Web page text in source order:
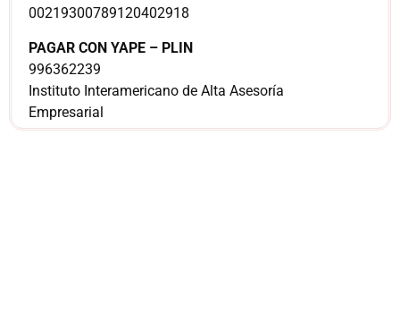
00219300789120402918
PAGAR CON YAPE – PLIN
996362239
Instituto Interamericano de Alta Asesoría
Empresarial